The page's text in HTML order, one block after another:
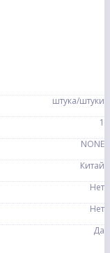
штука/штуки
1
NONE
Китай
Нет
Нет
Да